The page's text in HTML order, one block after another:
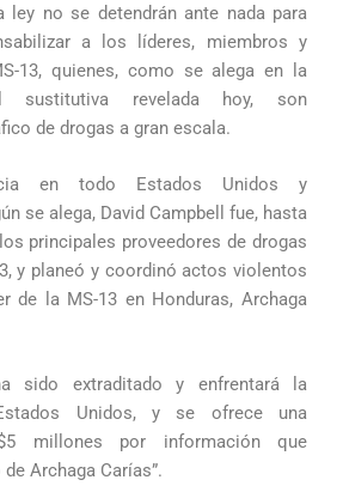
ley no se detendrán ante nada para
a los líderes, miembros y
13, quienes, como se alega en la
sustitutiva revelada hoy, son
de drogas a gran escala.
en todo Estados Unidos y
se alega, David Campbell fue, hasta
principales proveedores de drogas
y planeó y coordinó actos violentos
de la MS-13 en Honduras, Archaga
sido extraditado y enfrentará la
Unidos, y se ofrece una
millones por información que
Archaga Carías”.